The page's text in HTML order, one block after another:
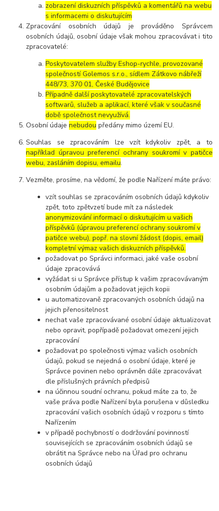
zobrazení diskuzních příspěvků a komentářů na webu
s informacemi o diskutujícím
Zpracování osobních údajů je prováděno Správcem
osobních údajů, osobní údaje však mohou zpracovávat i tito
zpracovatelé:
Poskytovatelem služby Eshop-rychle, provozované
společností Golemos s.r.o., sídlem Zátkovo nábřeží
448/73, 370 01, České Budějovice
Případně další poskytovatelé zpracovatelských
softwarů, služeb a aplikací, které však v současné
době společnost nevyužívá.
Osobní údajenebudou předány mimo území EU.
Souhlas se zpracováním lze vzít kdykoliv zpět, a to
například úpravou preferencí ochrany soukromí v patičce
webu, zasláním dopisu, emailu.
Vezměte, prosíme, na vědomí, že podle Nařízení máte právo:
vzít souhlas se zpracováním osobních údajů kdykoliv
zpět, toto zpětvzetí bude mít za následek
anonymizování informací o diskutujícím u vašich
příspěvků (úpravou preferencí ochrany soukromí v
patičce webu), popř. na slovní žádost (dopis, email)
kompletní výmaz vašich diskuzních příspěvků.
požadovat po Správci informaci, jaké vaše osobní
údaje zpracovává
vyžádat si u Správce přístup k vašim zpracovávaným
osobním údajům a požadovat jejich kopii
u automatizovaně zpracovaných osobních údajů na
jejich přenositelnost
nechat vaše zpracovávané osobní údaje aktualizovat
nebo opravit, popřípadě požadovat omezení jejich
zpracování
požadovat po společnosti výmaz vašich osobních
údajů, pokud se nejedná o osobní údaje, které je
Správce povinen nebo oprávněn dále zpracovávat
dle příslušných právních předpisů
na účinnou soudní ochranu, pokud máte za to, že
vaše práva podle Nařízení byla porušena v důsledku
zpracování vašich osobních údajů v rozporu s tímto
Nařízením
v případě pochybností o dodržování povinností
souvisejících se zpracováním osobních údajů se
obrátit na Správce nebo na Úřad pro ochranu
osobních údajů